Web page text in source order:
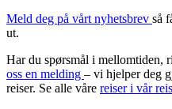
Meld deg på vårt nyhetsbrev så
ut.
Har du spørsmål i mellomtiden,
oss en melding – vi hjelper deg
reiser. Se alle våre reiser i vår